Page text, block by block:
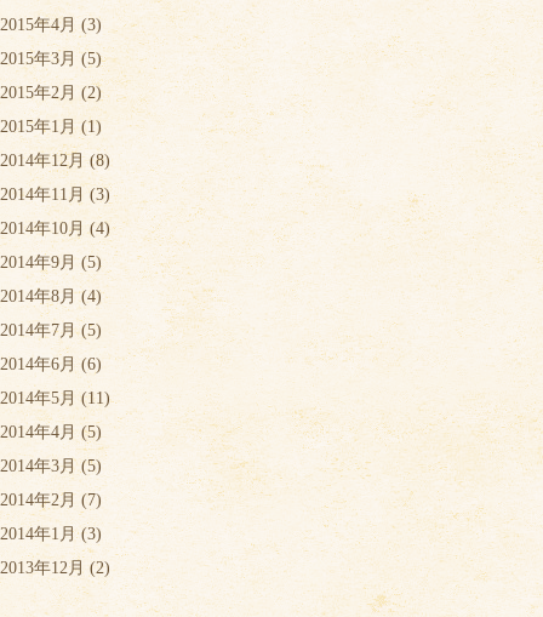
2015年4月 (3)
2015年3月 (5)
2015年2月 (2)
2015年1月(1)
2014年12月(8)
2014年11月 (3)
2014年10月 (4)
2014年9月 (5)
2014年8月(4)
2014年7月 (5)
2014年6月(6)
2014年5月 (11)
2014年4月 (5)
2014年3月(5)
2014年2月 (7)
2014年1月(3)
2013年12月 (2)